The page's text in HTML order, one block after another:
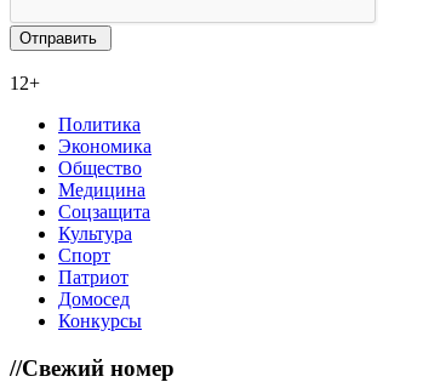
12+
Политика
Экономика
Общество
Медицина
Соцзащита
Культура
Спорт
Патриот
Домосед
Конкурсы
//Свежий номер